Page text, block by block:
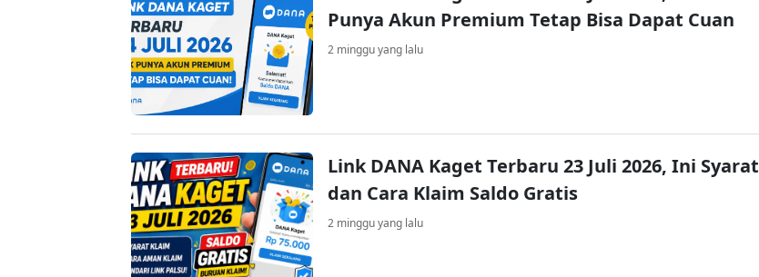
Punya Akun Premium Tetap Bisa Dapat Cuan
2 minggu yang lalu
Link DANA Kaget Terbaru 23 Juli 2026, Ini Syarat
dan Cara Klaim Saldo Gratis
2 minggu yang lalu